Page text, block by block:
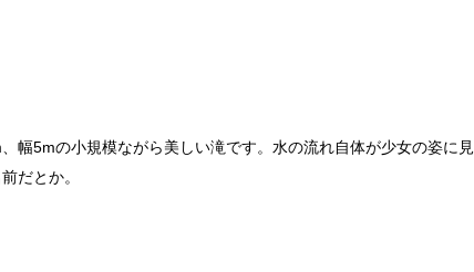
幅5mの小規模ながら美しい滝です。水の流れ自体が少女の姿に見
だとか。